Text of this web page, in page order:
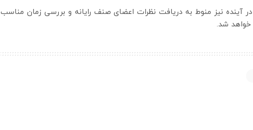
در آینده نیز منوط به دریافت نظرات اعضای صنف رایانه و بررسی زمان مناسب
خواهد شد.